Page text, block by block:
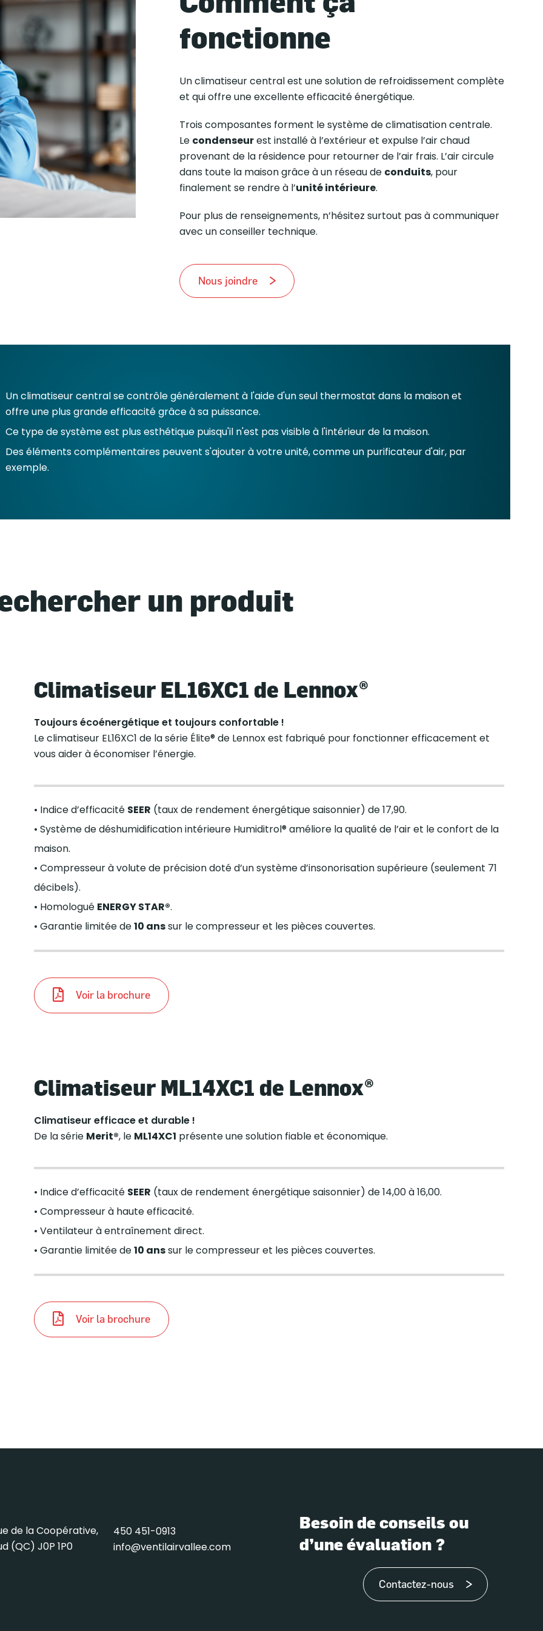
fonctionne
Un climatiseur central est une solution de refroidissement complète
et qui offre une excellente efficacité énergétique.
Trois composantes forment le système de climatisation centrale.
Le condenseurest installé à l’extérieur et expulse l’air chaud
provenant de la résidence pour retourner de l’air frais. L’air circule
dans toute la maison grâce à un réseau de conduits, pour
finalement se rendre à l’unité intérieure.
Pour plus de renseignements, n’hésitez surtout pas à communiquer
avec un conseiller technique.
Nous joindre
Un climatiseur central se contrôle généralement à l'aide d'un seul thermostat dans la maison et
offre une plus grande efficacité grâce à sa puissance.
Ce type de système est plus esthétique puisqu'il n'est pas visible à l'intérieur de la maison.
Des éléments complémentaires peuvent s'ajouter à votre unité, comme un purificateur d'air, par
exemple.
un produit
Climatiseur EL16XC1 de Lennox®
Toujours écoénergétique et toujours confortable !
Le climatiseur EL16XC1 de la série Élite® de Lennox est fabriqué pour fonctionner efficacement et
vous aider à économiser l’énergie.
• Indice d’efficacité SEER (taux de rendement énergétique saisonnier) de 17,90.
• Système de déshumidification intérieure Humiditrol® améliore la qualité de l’air et le confort de la
maison.
• Compresseur à volute de précision doté d’un système d’insonorisation supérieure (seulement 71
décibels).
• Homologué ENERGY STAR®.
• Garantie limitée de10 anssur le compresseur et les pièces couvertes.
Voir la brochure
Climatiseur ML14XC1 de Lennox®
Climatiseur efficace et durable !
De la série Merit®, le ML14XC1 présente une solution fiable et économique.
• Indice d’efficacité SEER (taux de rendement énergétique saisonnier) de 14,00 à 16,00.
• Compresseur à haute efficacité.
• Ventilateur à entraînement direct.
• Garantie limitée de10 anssur le compresseur et les pièces couvertes.
Voir la brochure
de la Coopérative,
(QC) J0P 1P0
450 451-0913
info@ventilairvallee.com
Besoin de conseils ou
d’une évaluation ?
Contactez-nous